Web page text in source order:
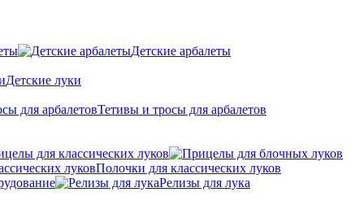
Детские арбалеты
Детские луки
Тетивы и тросы для арбалетов
для классических луков
Полочки для классических луков
Релизы для лука